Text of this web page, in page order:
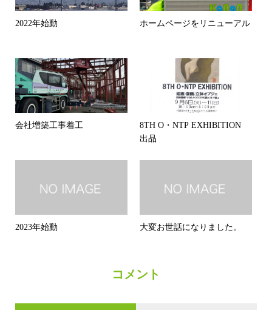
2022年始動 ホームページをリニューアル
会社増築工事着工
8TH O・NTP EXHIBITION
出品
2023年始動 大変お世話になりました。
コメント